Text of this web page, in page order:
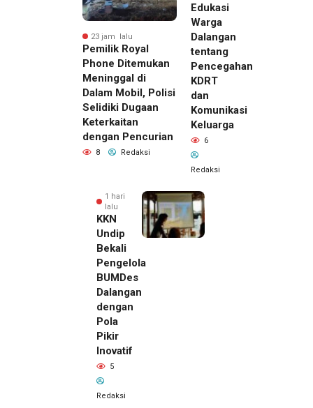
23 jam lalu
Pemilik Royal
Phone Ditemukan
Meninggal di
Dalam Mobil, Polisi
Selidiki Dugaan
Keterkaitan
dengan Pencurian
8 Redaksi
Edukasi
Warga
Dalangan
tentang
Pencegahan
KDRT
dan
Komunikasi
Keluarga
6
Redaksi
1 hari
lalu
KKN
Undip
Bekali
Pengelola
BUMDes
Dalangan
dengan
Pola
Pikir
Inovatif
5
Redaksi
23 jam lalu
Pemilik
Royal
Phone